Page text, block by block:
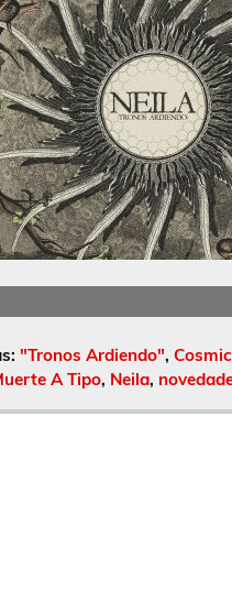
"Tronos Ardiendo",
A Tipo, Neila,